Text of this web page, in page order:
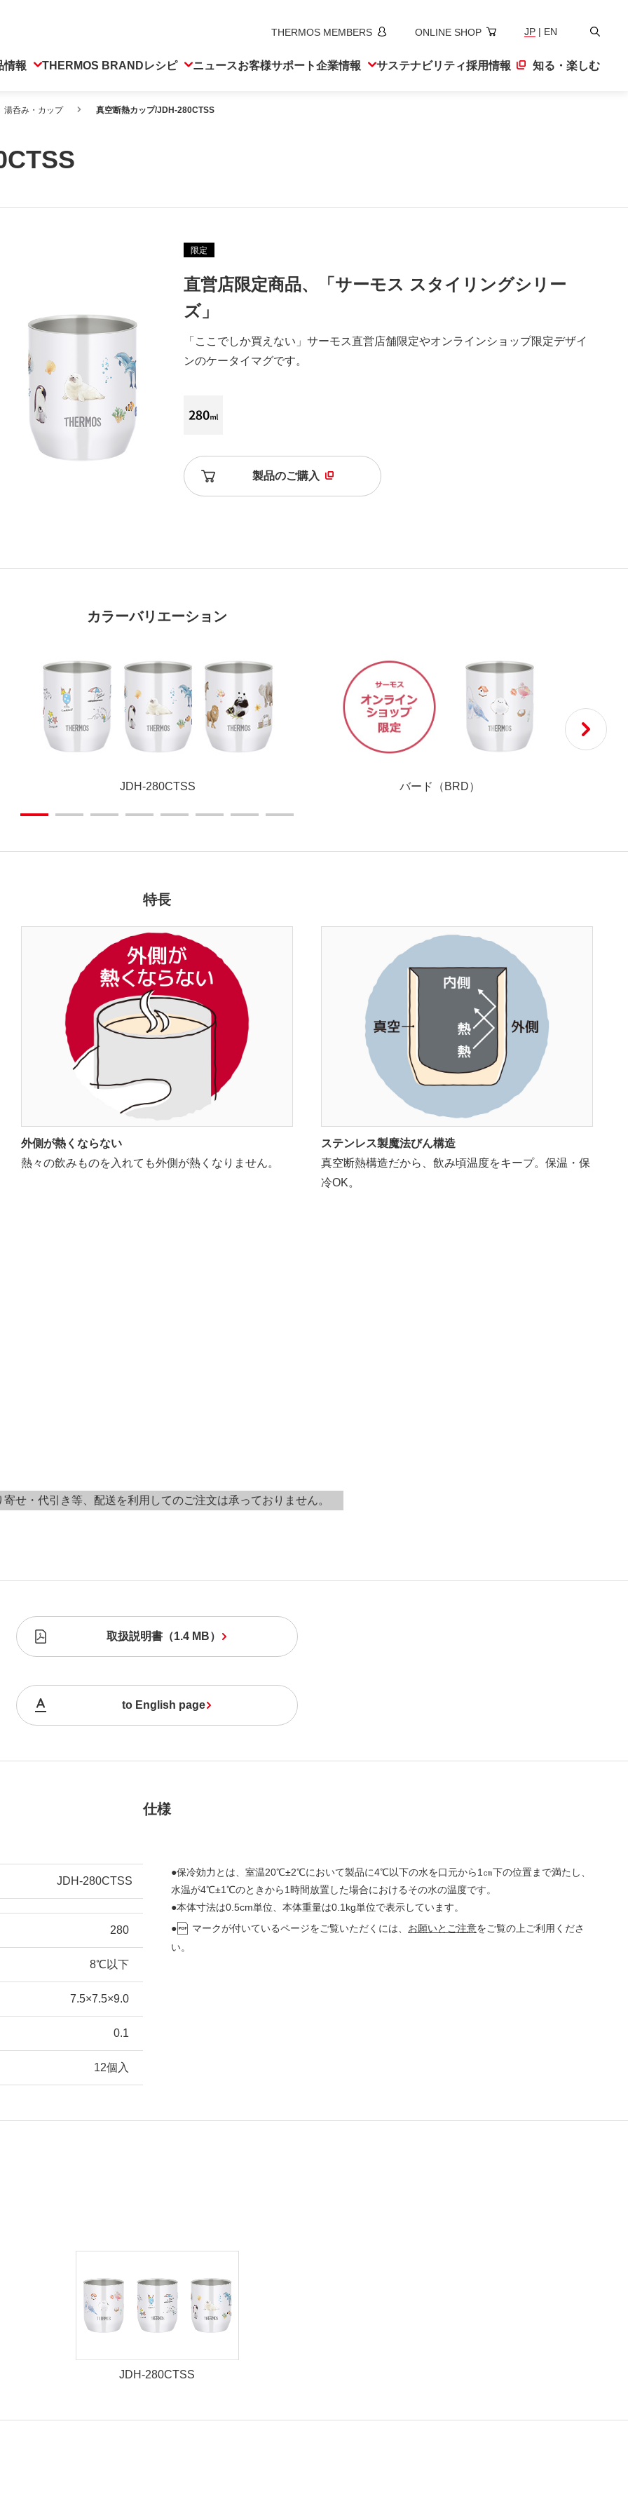
THERMOS MEMBERS ONLINE SHOP JP | EN
検
情報 THERMOS BRANDレシピ ニュースお客様サポート企業情報 サステナビリティ採用情報 知る・楽しむ
湯呑み・カップ 真空断熱カップ/JDH-280CTSS
限定
直営店限定商品、「サーモス スタイリングシリー
ズ」
「ここでしか買えない」サーモス直営店舗限定やオンラインショップ限定デザイ
ンのケータイマグです。
製品のご購入
カラーバリエーション
JDH-280CTSS バード（BRD）
特長
外側が熱くならない
熱々の飲みものを入れても外側が熱くなりません。
ステンレス製魔法びん構造
真空断熱構造だから、飲み頃温度をキープ。保温・保
冷OK。
せ・代引き等、配送を利用してのご注文は承っておりません。
取扱説明書 （1.4 MB）
to English page
仕様
JDH-280CTSS
280
8℃以下
7.5×7.5×9.0
0.1
12個入
●保冷効力とは、室温20℃±2℃において製品に4℃以下の水を口元から1㎝下の位置まで満たし、
水温が4℃±1℃のときから1時間放置した場合におけるその水の温度です。
●本体寸法は0.5cm単位、本体重量は0.1kg単位で表示しています。
●
マークが付いているページをご覧いただくには、 お願いとご注意をご覧の上ご利用くださ
い。
JDH-280CTSS